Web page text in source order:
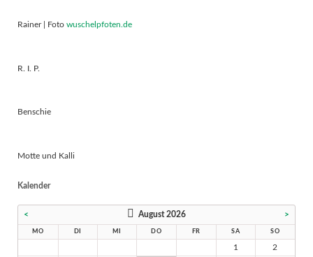
Rainer | Foto wuschelpfoten.de
R. I. P.
Benschie
Motte und Kalli
Kalender
< August 2026 >
MO DI MI DO FR SA SO
1
2